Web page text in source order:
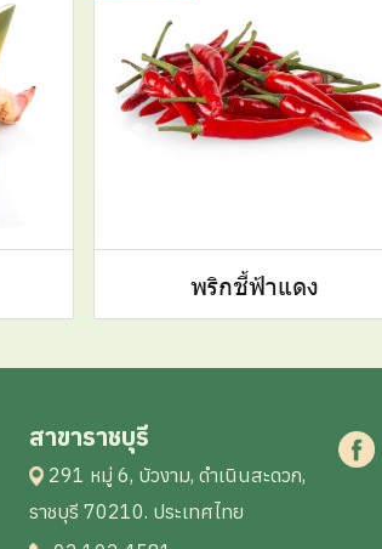
พริกชี้ฟ้าแดง
สาขาราชบุรี
291 หมู่ 6, บัวงาม, ดำเนินสะดวก,
ราชบุรี 70210. ประเทศไทย